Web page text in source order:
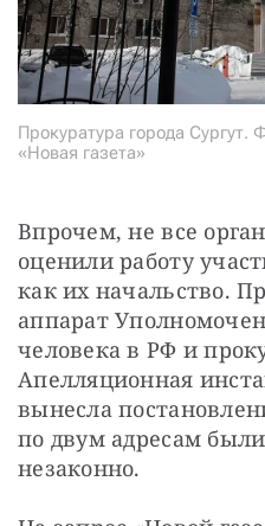
Прокуратура города Сургут.
«Новая газета»
Впрочем, не все
оценили работу
как их начальство.
аппарат
человека в РФ и
Апелляционная
вынесла
по двум адресам
незаконно.